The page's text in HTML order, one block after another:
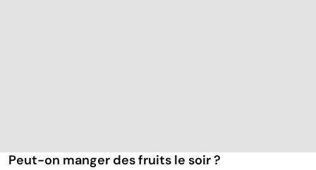
Peut-on manger des fruits le soir ?